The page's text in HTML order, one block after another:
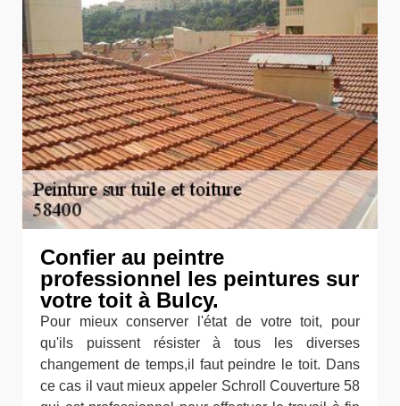
Confier au peintre
professionnel les peintures sur
votre toit à Bulcy.
Pour mieux conserver l'état de votre toit, pour
qu'ils puissent résister à tous les diverses
changement de temps,il faut peindre le toit. Dans
ce cas il vaut mieux appeler Schroll Couverture 58